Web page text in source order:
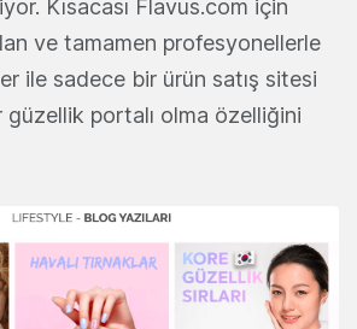
Kısacası Flavus.com için
ve tamamen profesyonellerle
ile sadece bir ürün satış sitesi
portalı olma özelliğini